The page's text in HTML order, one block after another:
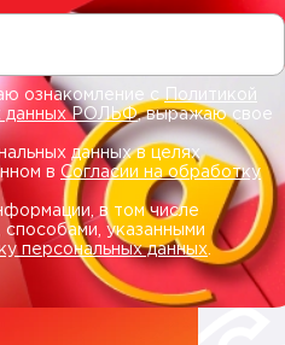
ознакомление сПолитикой
данных РОЛЬФ, выражаю свое
данных в целях
в Согласии на обработку
в том числе
указанными
персональных данных